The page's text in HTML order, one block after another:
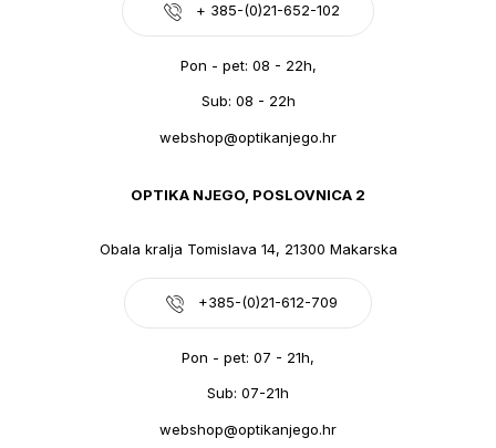
+ 385-(0)21-652-102
Pon - pet: 08 - 22h,
Sub: 08 - 22h
webshop@optikanjego.hr
OPTIKA NJEGO, POSLOVNICA 2
Obala kralja Tomislava 14, 21300 Makarska
+385-(0)21-612-709
Pon - pet: 07 - 21h,
Sub: 07-21h
webshop@optikanjego.hr